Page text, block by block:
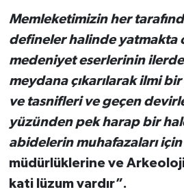
Memleketimizin her
defineler halinde yatmakta
medeniyet eserlerinin ilerde
meydana çıkarılarak ilmi
ve tasnifleri ve geçen
yüzünden pek harap bir
abidelerin muhafazaları için
müdürlüklerine ve Arkeoloji
kati lüzum vardır”.